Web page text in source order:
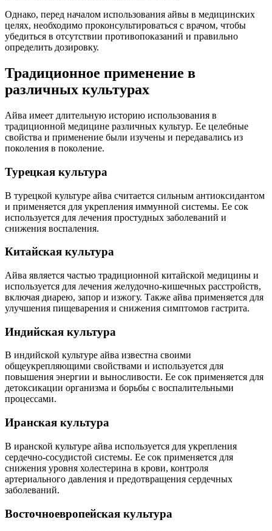
Однако, перед началом использования айвы в медицинских
целях, необходимо проконсультироваться с врачом, чтобы
убедиться в отсутствии противопоказаний и правильно
определить дозировку.
Традиционное применение в
различных культурах
Айва имеет длительную историю использования в
традиционной медицине различных культур. Ее целебные
свойства и применение были изучены и передавались из
поколения в поколение.
Турецкая культура
В турецкой культуре айва считается сильным антиоксидантом
и применяется для укрепления иммунной системы. Ее сок
используется для лечения простудных заболеваний и
снижения воспаления.
Китайская культура
Айва является частью традиционной китайской медицины и
используется для лечения желудочно-кишечных расстройств,
включая диарею, запор и изжогу. Также айва применяется для
улучшения пищеварения и снижения симптомов гастрита.
Индийская культура
В индийской культуре айва известна своими
общеукрепляющими свойствами и используется для
повышения энергии и выносливости. Ее сок применяется для
детоксикации организма и борьбы с воспалительными
процессами.
Иранская культура
В иранской культуре айва используется для укрепления
сердечно-сосудистой системы. Ее сок применяется для
снижения уровня холестерина в крови, контроля
артериального давления и предотвращения сердечных
заболеваний.
Восточноевропейская культура